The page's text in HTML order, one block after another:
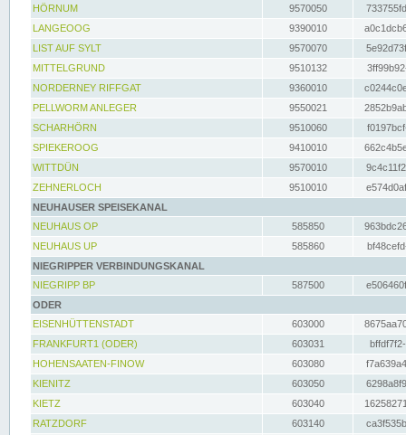
HÖRNUM
9570050
LANGEOOG
9390010
LIST AUF SYLT
9570070
MITTELGRUND
9510132
NORDERNEY RIFFGAT
9360010
PELLWORM ANLEGER
9550021
SCHARHÖRN
9510060
SPIEKEROOG
9410010
WITTDÜN
9570010
ZEHNERLOCH
9510010
NEUHAUSER SPEISEKANAL
NEUHAUS OP
585850
NEUHAUS UP
585860
NIEGRIPPER VERBINDUNGSKANAL
NIEGRIPP BP
587500
ODER
EISENHÜTTENSTADT
603000
FRANKFURT1 (ODER)
603031
HOHENSAATEN-FINOW
603080
KIENITZ
603050
KIETZ
603040
RATZDORF
603140